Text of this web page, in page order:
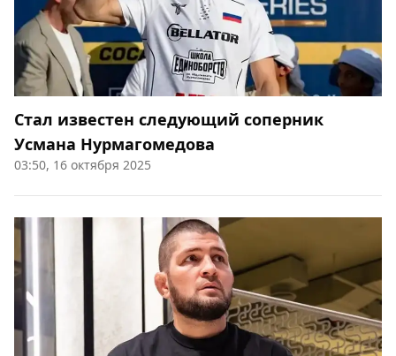
Стал известен следующий соперник
Усмана Нурмагомедова
03:50, 16 октября 2025